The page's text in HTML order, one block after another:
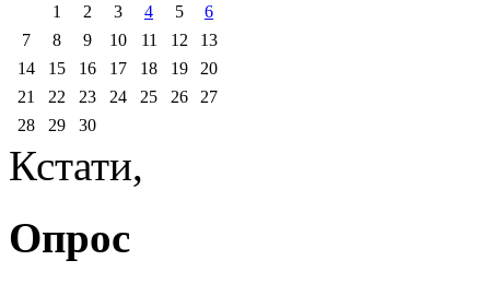
1
2 3 4 5
6
7
8 9 10 11 12
13
14
15 16 17 18 19
20
21
22 23 24 25 26
27
28
29 30
Кстати,
Опрос